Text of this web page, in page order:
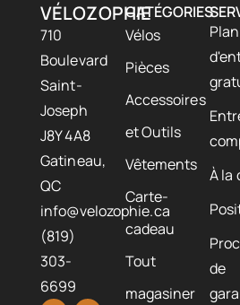
VÉLOZOPHIE
710
Boulevard
Saint-
Joseph
J8Y 4A8
Gatineau,
QC
info@velozophie.ca
(819)
303-
6699
CATÉGORIES
Vélos
Pièces
Accessoires
et Outils
Vêtements
Carte-
cadeau
Tout
magasiner
Plan
À la
de